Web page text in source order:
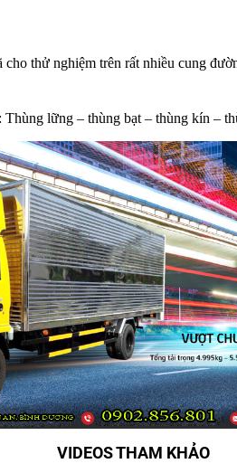
cho thử nghiệm trên rất nhiều cung
lững – thùng bạt – thùng kín –
VIDEOS THAM KHẢO